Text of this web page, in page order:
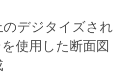
デジタイズされ
使用した断面図